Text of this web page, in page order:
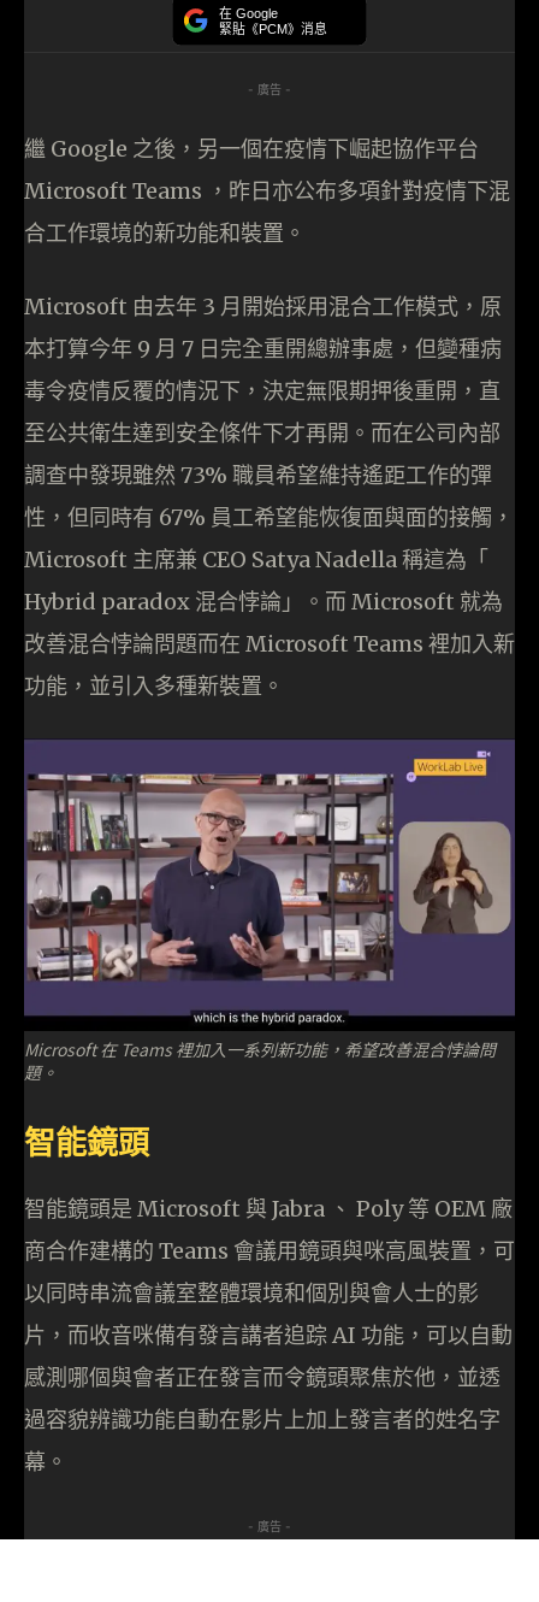
在 Google
緊貼《PCM》消息
- 廣告 -
繼 Google 之後，另一個在疫情下崛起協作平台
Microsoft Teams ，昨日亦公布多項針對疫情下混
合工作環境的新功能和裝置。
Microsoft 由去年 3 月開始採用混合工作模式，原
本打算今年 9 月 7 日完全重開總辦事處，但變種病
毒令疫情反覆的情況下，決定無限期押後重開，直
至公共衛生達到安全條件下才再開。而在公司內部
調查中發現雖然 73% 職員希望維持遙距工作的彈
性，但同時有 67% 員工希望能恢復面與面的接觸，
Microsoft 主席兼 CEO Satya Nadella 稱這為「
Hybrid paradox 混合悖論」。而 Microsoft 就為
改善混合悖論問題而在 Microsoft Teams 裡加入新
功能，並引入多種新裝置。
Microsoft 在 Teams 裡加入一系列新功能，希望改善混合悖論問
題。
智能鏡頭
智能鏡頭是 Microsoft 與 Jabra 、 Poly 等 OEM 廠
商合作建構的 Teams 會議用鏡頭與咪高風裝置，可
以同時串流會議室整體環境和個別與會人士的影
片，而收音咪備有發言講者追踪 AI 功能，可以自動
感測哪個與會者正在發言而令鏡頭聚焦於他，並透
過容貌辨識功能自動在影片上加上發言者的姓名字
幕。
- 廣告 -